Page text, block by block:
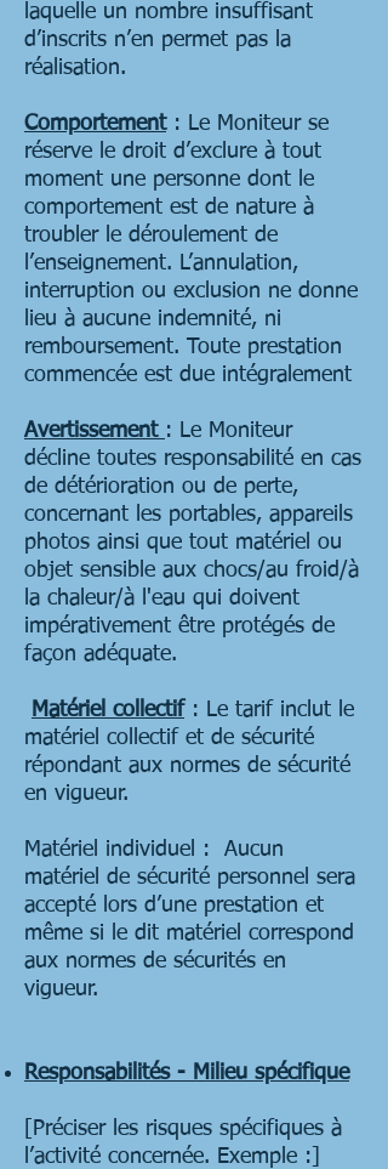
laquelle un nombre insuffisant
d’inscrits n’en permet pas la
réalisation.
Comportement: Le Moniteur se
réserve le droit d’exclure à tout
moment une personne dont le
comportement est de nature à
troubler le déroulement de
l’enseignement. L’annulation,
interruption ou exclusion ne donne
lieu à aucune indemnité, ni
remboursement. Toute prestation
commencée est due intégralement
Avertissement : Le Moniteur
décline toutes responsabilité en cas
de détérioration ou de perte,
concernant les portables, appareils
photos ainsi que tout matériel ou
objet sensible aux chocs/au froid/à
la chaleur/à l'eau qui doivent
impérativement être protégés de
façon adéquate.
Matériel collectif: Le tarif inclut le
matériel collectif et de sécurité
répondant aux normes de sécurité
en vigueur.
Matériel individuel : Aucun
matériel de sécurité personnel sera
accepté lors d’une prestation et
même si le dit matériel correspond
aux normes de sécurités en
vigueur.
Responsabilités - Milieu spécifique
[Préciser les risques spécifiques à
l’activité concernée. Exemple :]